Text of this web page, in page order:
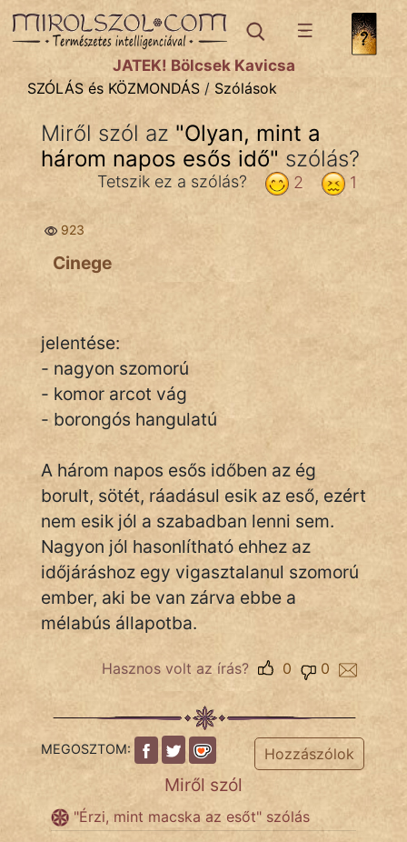
SZÓLÁS ÉS KÖZMONDÁStémák:
Bibliai
Közmondások
Szállóigék
Szóláscsoportok
Szólások
Tréfás
IRODALOM
SZÓLÁS
KÖZMONDÁS
PSZICHO
ÉLETMÓD
MAGYARSÁG
TÖRTÉNELEM
JÁTÉK! Bölcsek Kavicsa
SZÓLÁS és KÖZMONDÁS / Szólások
Miről szól az "Olyan, mint a
három napos esős idő" szólás?
1
2
Tetszik ez a szólás?
923
Cinege
jelentése:
- nagyon szomorú
- komor arcot vág
- borongós hangulatú
A három napos esős időben az ég
borult, sötét, ráadásul esik az eső, ezért
nem esik jól a szabadban lenni sem.
Nagyon jól hasonlítható ehhez az
időjáráshoz egy vigasztalanul szomorú
ember, aki be van zárva ebbe a
mélabús állapotba.
Hasznos volt az írás? 0
0
MEGOSZTOM: Hozzászólok
Miről szól
"Érzi, mint macska az esőt" szólás